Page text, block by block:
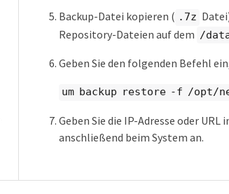
Backup-Datei kopieren ( .7z
Repository-Dateien auf dem /
Geben Sie den folgenden Befehl
um backup restore -f /opt/
Geben Sie die IP-Adresse oder
anschließend beim System an.